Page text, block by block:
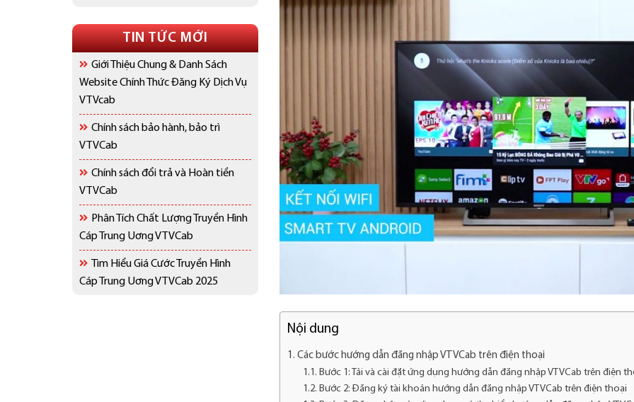
TIN TỨC MỚI
Giới Thiệu Chung & Danh Sách
Website Chính Thức Đăng Ký Dịch Vụ
VTVcab
Chính sách bảo hành, bảo trì
VTVCab
Chính sách đổi trả và Hoàn tiền
VTVCab
Phân Tích Chất Lượng Truyền Hình
Cáp Trung Uơng VTVCab
Tìm Hiểu Giá Cước Truyền Hình
Cáp Trung Uơng VTVCab 2025
Nội dung
Các bước hướng dẫn đăng nhập VTVCab trên điện thoại
Bước 1: Tải và cài đặt ứng dụng hướng dẫn đăng nhập VTVCab trên điện
Bước 2: Đăng ký tài khoản hướng dẫn đăng nhập VTVCab trên điện thoại